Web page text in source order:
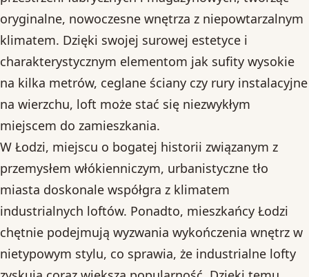
oryginalne, nowoczesne wnętrza z niepowtarzalnym
klimatem. Dzięki swojej surowej estetyce i
charakterystycznym elementom jak sufity wysokie
na kilka metrów, ceglane ściany czy rury instalacyjne
na wierzchu, loft może stać się niezwykłym
miejscem do zamieszkania.
W Łodzi, miejscu o bogatej historii związanym z
przemysłem włókienniczym, urbanistyczne tło
miasta doskonale współgra z klimatem
industrialnych loftów. Ponadto, mieszkańcy Łodzi
chętnie podejmują wyzwania wykończenia wnętrz w
nietypowym stylu, co sprawia, że industrialne lofty